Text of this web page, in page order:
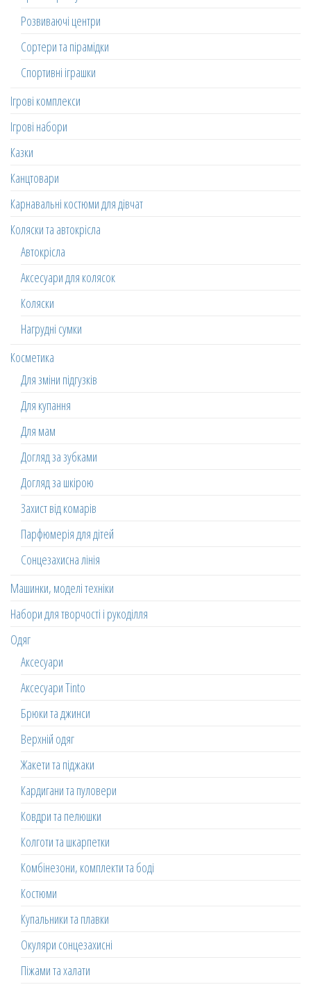
Розвиваючі центри
Сортери та пірамідки
Спортивні іграшки
Ігрові комплекси
Ігрові набори
Казки
Канцтовари
Карнавальні костюми для дівчат
Коляски та автокрісла
Автокрісла
Аксесуари для колясок
Коляски
Нагрудні сумки
Косметика
Для зміни підгузків
Для купання
Для мам
Догляд за зубками
Догляд за шкірою
Захист від комарів
Парфюмерія для дітей
Сонцезахисна лінія
Машинки, моделі техніки
Набори для творчості і рукоділля
Одяг
Аксесуари
Аксесуари Tinto
Брюки та джинси
Верхній одяг
Жакети та піджаки
Кардигани та пуловери
Ковдри та пелюшки
Колготи та шкарпетки
Комбінезони, комплекти та боді
Костюми
Купальники та плавки
Окуляри сонцезахисні
Піжами та халати